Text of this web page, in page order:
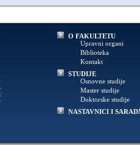
O FAKULTETU
Upravni organi
Biblioteka
Kontakt
STUDIJE
Osnovne studije
Master studije
Doktorske studije
NASTAVNICI I